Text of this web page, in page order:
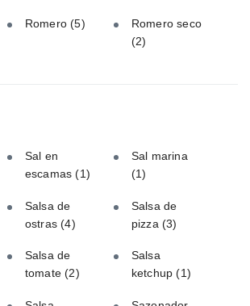
Romero(5)
Romero seco
(2)
Sal en
escamas(1)
Sal marina
(1)
Salsa de
ostras(4)
Salsa de
pizza(3)
Salsa de
tomate(2)
Salsa
ketchup(1)